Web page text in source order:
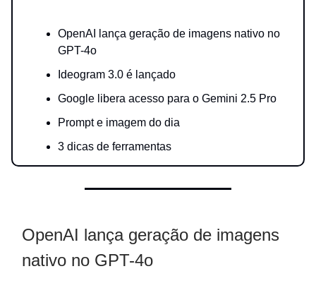
OpenAI lança geração de imagens nativo no
GPT-4o
Ideogram 3.0 é lançado
Google libera acesso para o Gemini 2.5 Pro
Prompt e imagem do dia
3 dicas de ferramentas
OpenAI lança geração de imagens
nativo no GPT-4o